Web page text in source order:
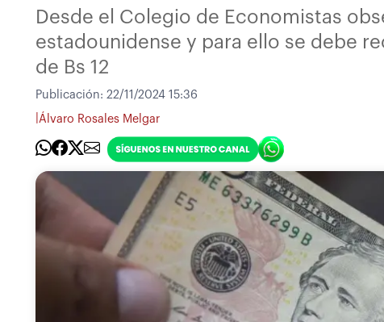
Desde el Colegio de Economistas
estadounidense y para ello se debe
de Bs 12
Publicación: 22/11/2024 15:36
Álvaro Rosales Melgar